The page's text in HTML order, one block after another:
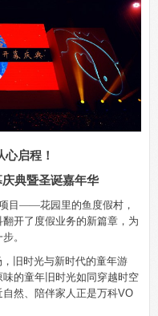
启程！
典暨圣诞嘉年华
目——花园里的鱼度假村，
开了度假业务的新篇章，为
。
旧时光与新时代的童年游
的童年旧时光如同穿越时空
然、陪伴家人正是万科VO